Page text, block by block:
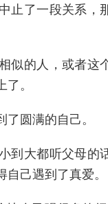
止了一段关系，
似的人，或者这
。
圆满的自己。
到大都听父母的
己遇到了真爱。